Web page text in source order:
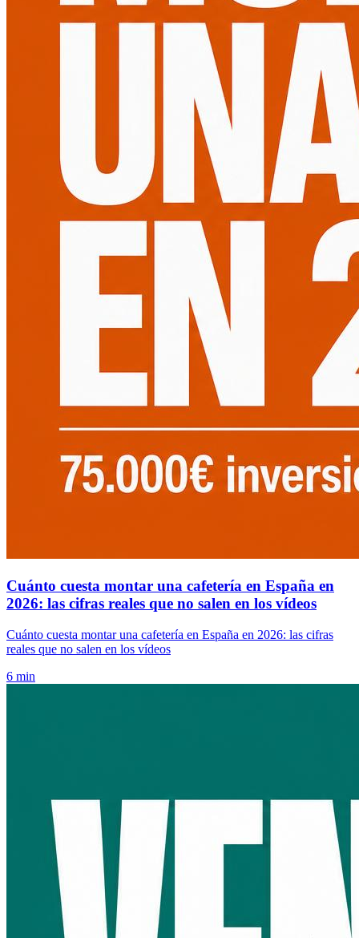
Cuánto cuesta montar una cafetería en España en
2026: las cifras reales que no salen en los vídeos
Cuánto cuesta montar una cafetería en España en 2026: las cifras
reales que no salen en los vídeos
6 min